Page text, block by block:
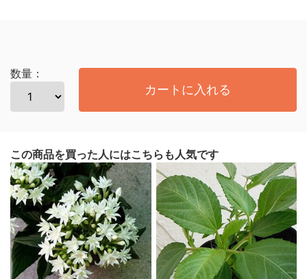
数量：
カートに入れる
この商品を買った人にはこちらも人気です